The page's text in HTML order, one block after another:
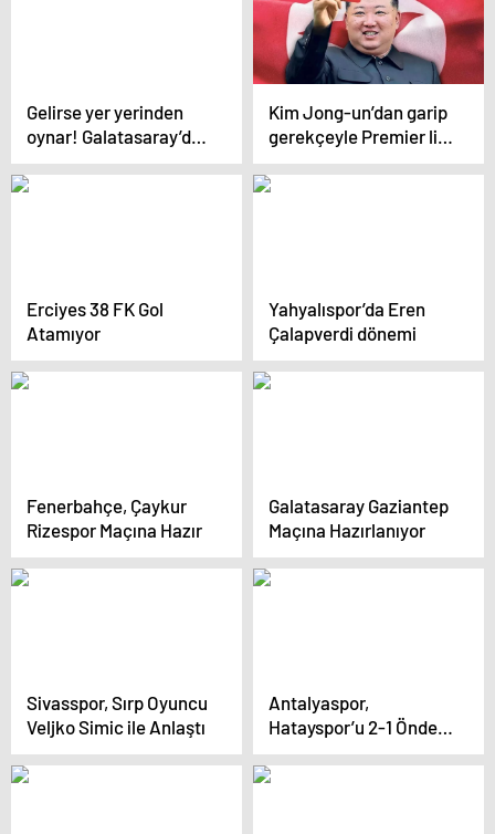
Gelirse yer yerinden
oynar! Galatasaray’dan
Süper Lig’i sallayacak
transfer hamlesi
Kim Jong-un’dan garip
gerekçeyle Premier lig
yasağı
Erciyes 38 FK Gol
Atamıyor
Yahyalıspor’da Eren
Çalapverdi dönemi
Fenerbahçe, Çaykur
Rizespor Maçına Hazır
Galatasaray Gaziantep
Maçına Hazırlanıyor
Sivasspor, Sırp Oyuncu
Veljko Simic ile Anlaştı
Antalyaspor,
Hatayspor’u 2-1 Önde
Geçti